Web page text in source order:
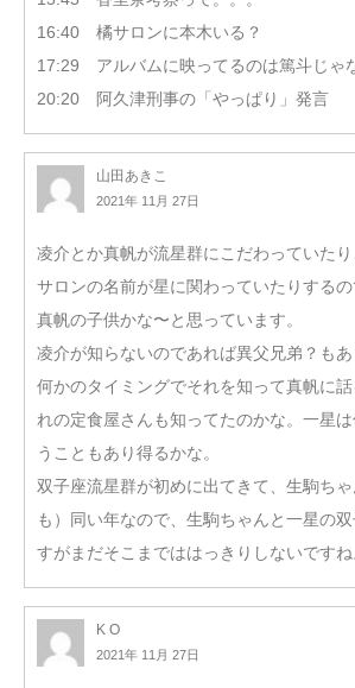
16:40 橘サロンに本木いる？
17:29 アルバムに映ってるのは篤斗じゃ
20:20 阿久津刑事の「やっぱり」発言
山田あきこ
2021年 11月 27日
凌介とか真帆が流星群にこだわっていた
サロンの名前が星に関わっていたりする
真帆の子供かな〜と思っています。
凌介が知らないのであれば異父兄弟？も
何かのタイミングでそれを知って真帆に
れの定食屋さんも知ってたのかな。一星
うこともあり得るかな。
双子座流星群が初めに出てきて、生駒ち
も）同い年なので、生駒ちゃんと一星の
すがまだそこまでははっきりしないですね
K O
2021年 11月 27日